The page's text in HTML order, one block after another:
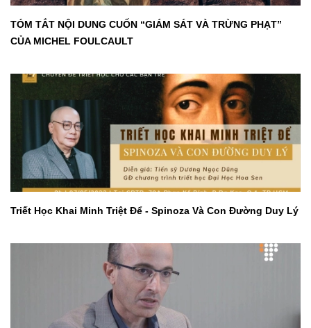
TÓM TẮT NỘI DUNG CUỐN “GIÁM SÁT VÀ TRỪNG PHẠT”
CỦA MICHEL FOULCAULT
Triết Học Khai Minh Triệt Để - Spinoza Và Con Đường Duy Lý